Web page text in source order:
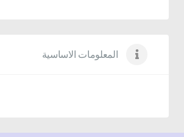
المعلومات الاساسية